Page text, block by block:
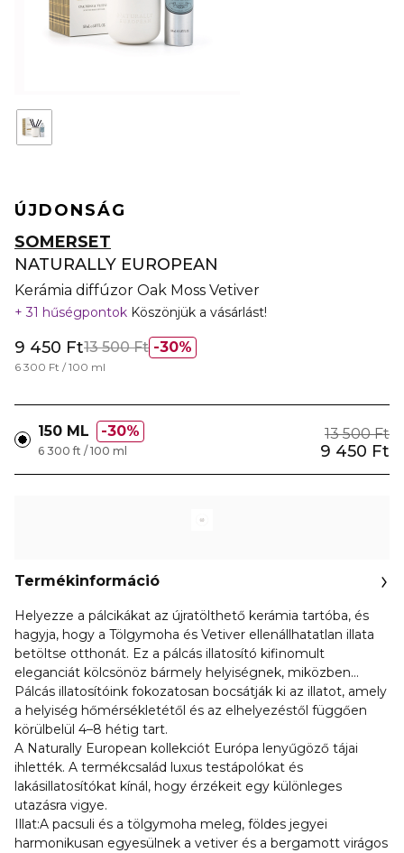
ÚJDONSÁG
SOMERSET
NATURALLY EUROPEAN
Kerámia diffúzor Oak Moss Vetiver
31 hűségpontok Köszönjük a vásárlást!
30%
9 450 Ft13 500 Ft
6 300 Ft / 100 ml
150 ML 30% 13 500 Ft
9 450 Ft
6 300 ft / 100 ml
Termékinformáció
Helyezze a pálcikákat az újratölthető kerámia tartóba, és
hagyja, hogy a Tölgymoha és Vetiver ellenállhatatlan illata
betöltse otthonát. Ez a pálcás illatosító kifinomult
eleganciát kölcsönöz bármely helyiségnek, miközben
egész nap kedvenc illatával veszi körül.
Pálcás illatosítóink fokozatosan bocsátják ki az illatot, amely
a helyiség hőmérsékletétől és az elhelyezéstől függően
körülbelül 4–8 hétig tart.
A Naturally European kollekciót Európa lenyűgöző tájai
ihlették. A termékcsalád luxus testápolókat és
lakásillatosítókat kínál, hogy érzékeit egy különleges
utazásra vigye.
Illat:A pacsuli és a tölgymoha meleg, földes jegyei
harmonikusan egyesülnek a vetiver és a bergamott virágos